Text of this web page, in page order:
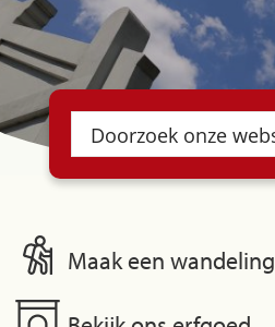
Maak een wandeling